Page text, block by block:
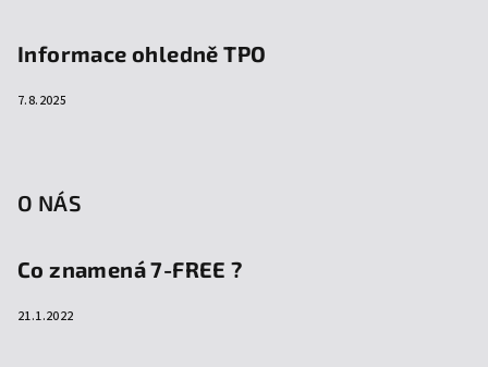
Informace ohledně TPO
7.8.2025
O NÁS
Co znamená 7-FREE ?
21.1.2022